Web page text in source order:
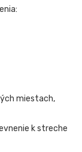
miestach,
k streche